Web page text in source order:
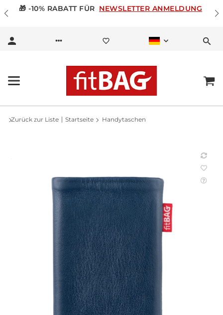
🎁 -10% RABATT FÜR NEWSLETTER ANMELDUNG
Zurück zur Liste Startseite Handytaschen